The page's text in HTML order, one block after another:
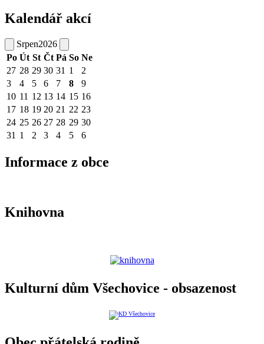
Kalendář akcí
Srpen2026
Po Út St Čt Pá So Ne
27 28 29 30 31 1
2
3
4 5 6 7 8
9
10 11 12 13 14 15 16
17 18 19 20 21 22 23
24 25 26 27 28 29 30
31 1 2 3 4 5 6
Informace z obce
Knihovna
Kulturní dům Všechovice - obsazenost